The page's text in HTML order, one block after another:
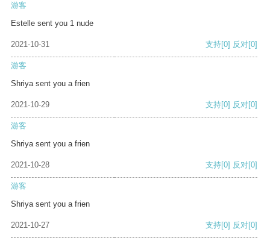
游客
Estelle sent you 1 nude
2021-10-31 支持[0] 反对[0]
游客
Shriya sent you a frien
2021-10-29 支持[0] 反对[0]
游客
Shriya sent you a frien
2021-10-28 支持[0] 反对[0]
游客
Shriya sent you a frien
2021-10-27 支持[0] 反对[0]